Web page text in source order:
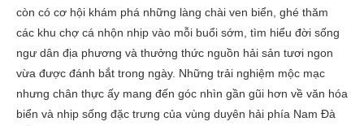
còn có cơ hội khám phá những làng chài ven biển, ghé thăm
các khu chợ cá nhộn nhịp vào mỗi buổi sớm, tìm hiểu đời sống
ngư dân địa phương và thưởng thức nguồn hải sản tươi ngon
vừa được đánh bắt trong ngày. Những trải nghiệm mộc mạc
nhưng chân thực ấy mang đến góc nhìn gần gũi hơn về văn hóa
biển và nhịp sống đặc trưng của vùng duyên hải phía Nam Đà